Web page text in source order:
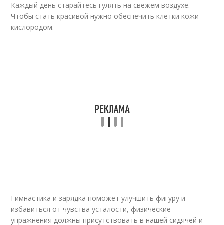
Каждый день старайтесь гулять на свежем воздухе.
Чтобы стать красивой нужно обеспечить клетки кожи
кислородом.
Гимнастика и зарядка поможет улучшить фигуру и
избавиться от чувства усталости, физические
упражнения должны присутствовать в нашей сидячей и